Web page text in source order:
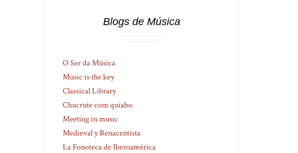
Blogs de Música
O Ser da Música
Music is the key
Classical Library
Chucrute com quiabo
Meeting in music
Medieval y Renacentista
La Fonoteca de Iberoamérica